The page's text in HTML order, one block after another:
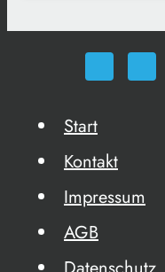
Start
Kontakt
Impressum
AGB